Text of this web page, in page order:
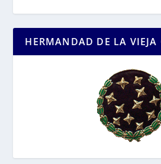
HERMANDAD DE LA VIEJA